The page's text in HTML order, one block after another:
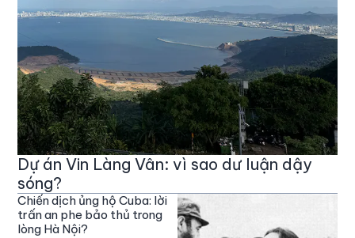
Dự án Vin Làng Vân: vì sao dư luận dậy
sóng?
Chiến dịch ủng hộ Cuba: lời
trấn an phe bảo thủ trong
lòng Hà Nội?